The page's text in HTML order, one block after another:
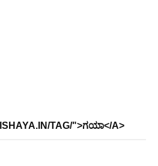
TAG/">ಗಯಾ</A>